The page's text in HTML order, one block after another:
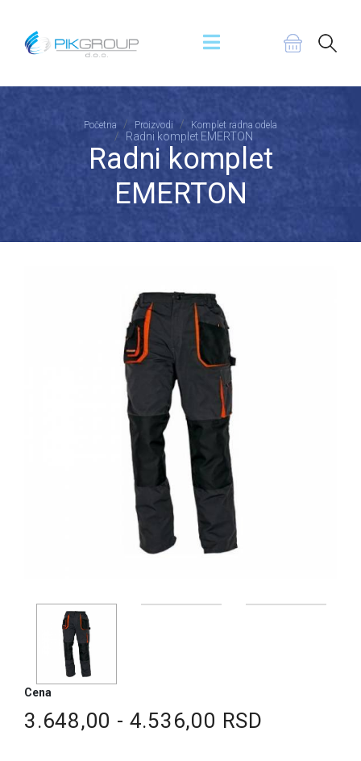
Početna Proizvodi Komplet radna odela
Radni komplet EMERTON
Radni komplet
EMERTON
Cena
3.648,00 - 4.536,00 RSD